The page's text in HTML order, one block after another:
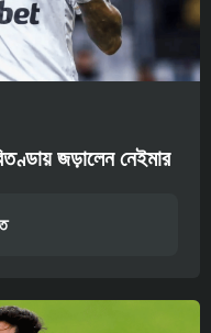
জড়ালেন নেইমার